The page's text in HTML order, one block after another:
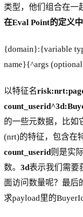
类型，他们组合在一
在Eval Point的定义
{domain}:{variable
name}{^args
以特征名
的一些元数据，比如
(nrt)的特征，包含在
count_userid则是实
数。 3d表示我们需要
面访问数量呢？最后
求payload里的